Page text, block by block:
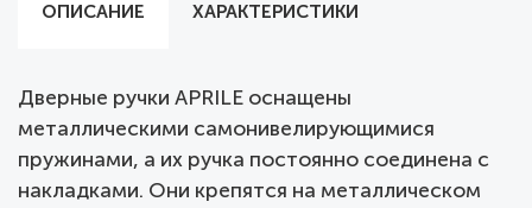
ОПИСАНИЕ ХАРАКТЕРИСТИКИ
Дверные ручки APRILE оснащены
металлическими самонивелирующимися
пружинами, а их ручка постоянно соединена с
накладками. Они крепятся на металлическом